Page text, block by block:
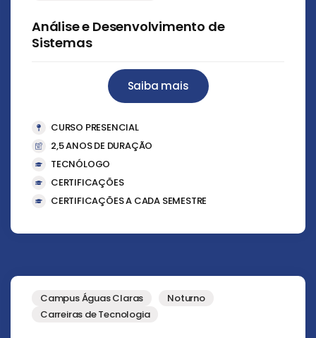
Análise e Desenvolvimento de
Sistemas
Saiba mais
CURSO PRESENCIAL
2,5 ANOS DE DURAÇÃO
TECNÓLOGO
CERTIFICAÇÕES
CERTIFICAÇÕES A CADA SEMESTRE
Campus Águas Claras
Noturno
Carreiras de Tecnologia